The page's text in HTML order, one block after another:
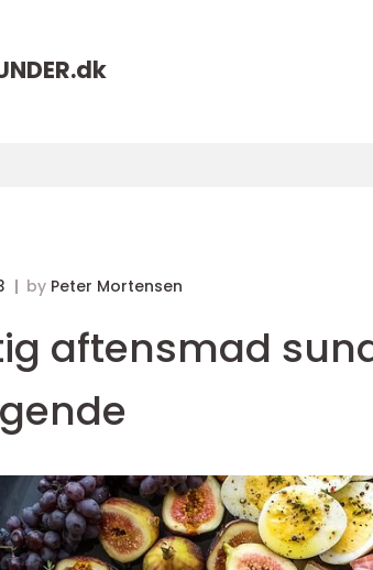
dk
by Peter Mortensen
aftensmad